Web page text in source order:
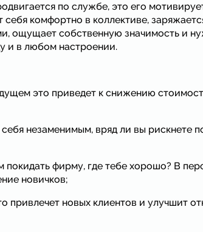
по службе, это его
комфортно в коллективе,
ощущает собственную значимость и
и в любом настроении.
это приведет к снижению
незаменимым, вряд ли вы рискнете
покидать фирму, где тебе хорошо? В
новичков;
привлечет новых клиентов и улучшит